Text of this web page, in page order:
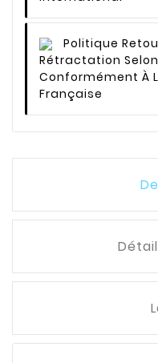
Politique
Rétractation
Conformément À
Française